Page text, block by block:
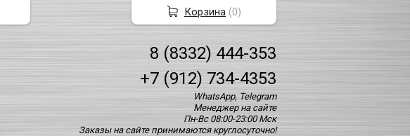
8 (8332) 444-353
+7 (912) 734-4353
WhatsApp, Telegram
Менеджер на сайте
Пн-Вс 08:00-23:00 Мск
Заказы на сайте принимаются круглосуточно!
Корзина (0)